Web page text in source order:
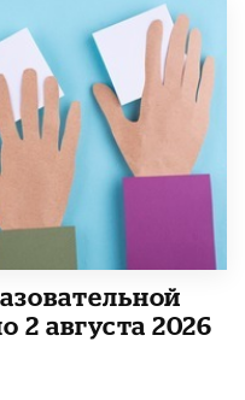
2 августа 2026